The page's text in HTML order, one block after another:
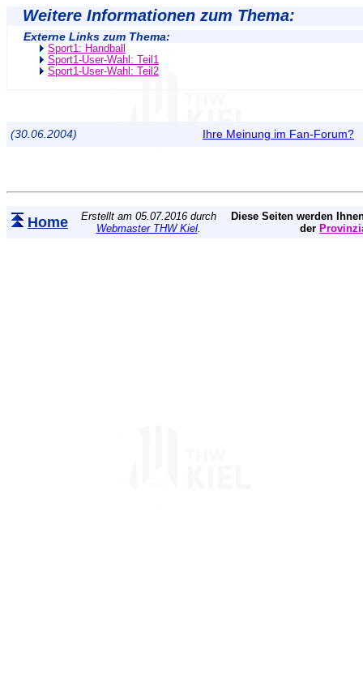
Weitere Informationen zum Thema:
Externe Links zum Thema:
Sport1: Handball
Sport1-User-Wahl: Teil1
Sport1-User-Wahl: Teil2
(30.06.2004) Ihre Meinung im Fan-Forum?
Home
Erstellt am 05.07.2016 durch
Webmaster THW Kiel.
Diese Seiten werden
der